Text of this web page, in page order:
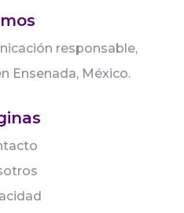
responsable,
Ensenada, México.